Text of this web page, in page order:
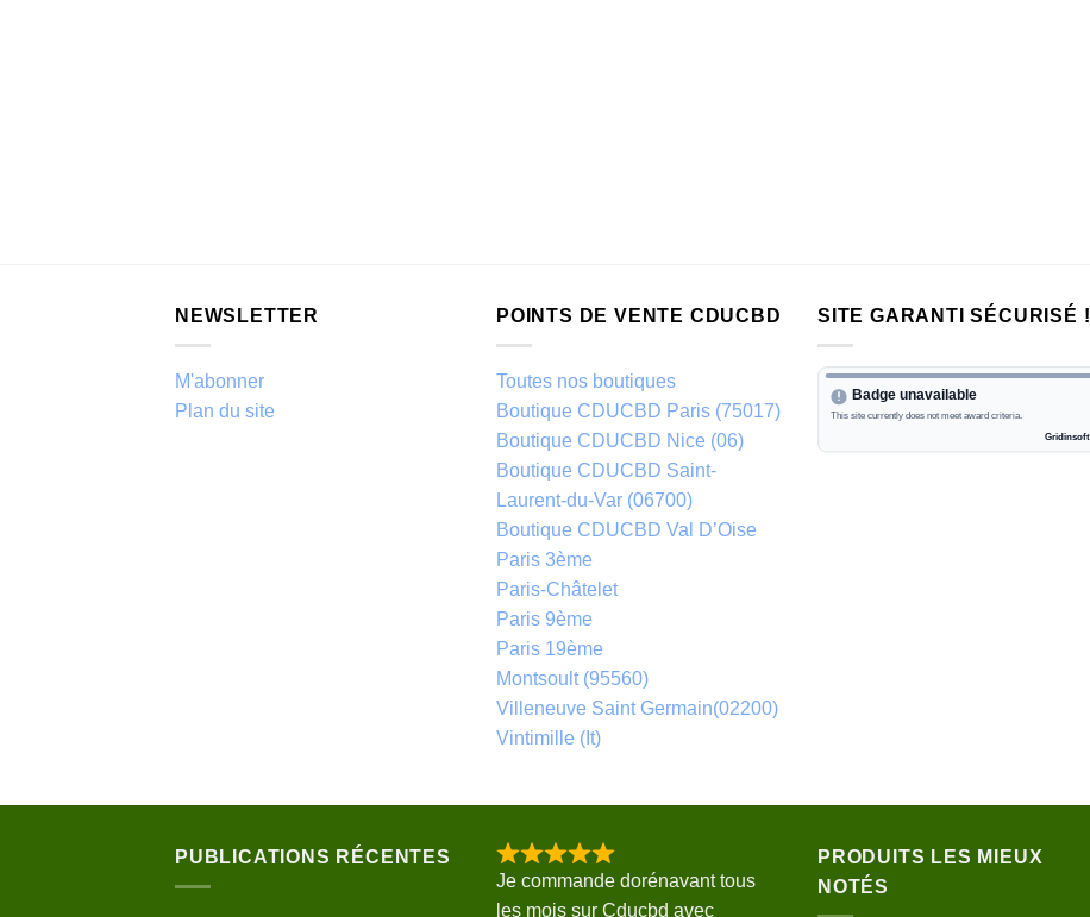
NEWSLETTER
M'abonner
Plan du site
POINTS DE VENTE CDUCBD
Toutes nos boutiques
Boutique CDUCBD Paris (75017)
Boutique CDUCBD Nice (06)
Boutique CDUCBD Saint-
Laurent-du-Var (06700)
Boutique CDUCBD Val D’Oise
Paris 3ème
Paris-Châtelet
Paris 9ème
Paris 19ème
Montsoult (95560)
Villeneuve Saint Germain(02200)
Vintimille (It)
SITE GARANTI SÉCURISÉ !
PUBLICATIONS RÉCENTES
Je commande dorénavant tous
les mois sur Cducbd avec
PRODUITS LES MIEUX
NOTÉS